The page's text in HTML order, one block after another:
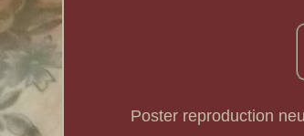
Poster reproduction